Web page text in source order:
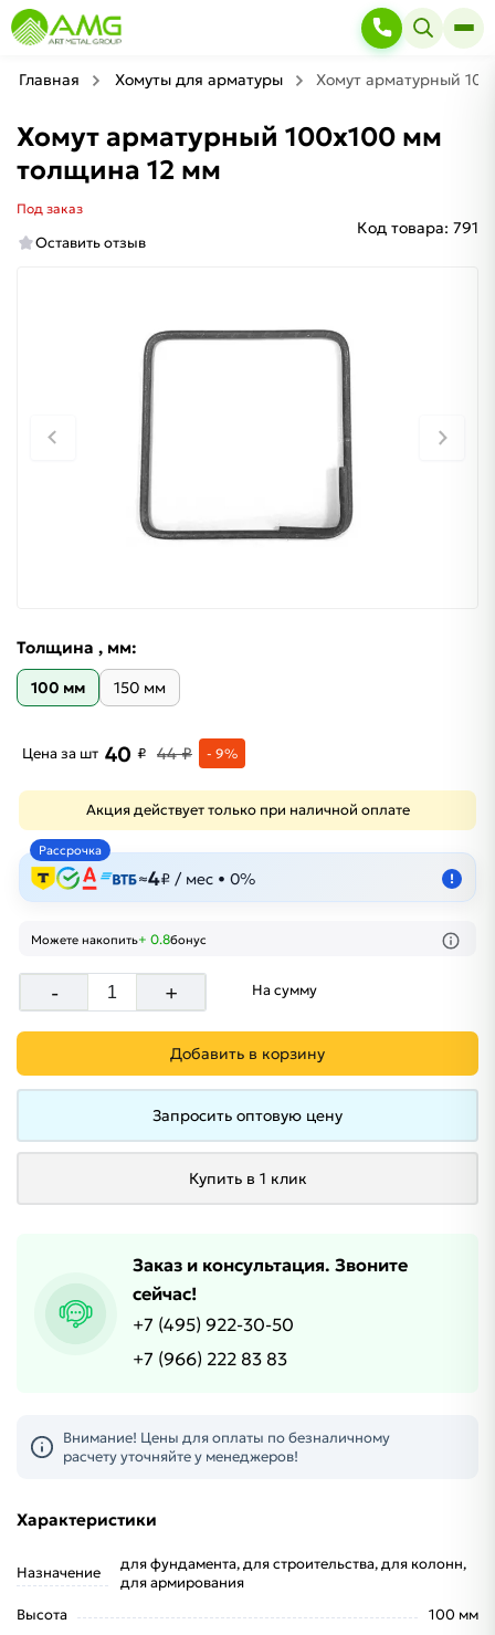
Главная Хомуты для арматуры Хомут арматурный
Хомут арматурный 100х100 мм
толщина 12 мм
Под заказ
Оставить отзыв
Код товара: 791
Толщина , мм:
100 мм 150 мм
Цена за шт 40 ₽ 44 ₽ - 9%
Акция действует только при наличной оплате
Рассрочка
≈4₽ / мес • 0% !
Можете накопить+ 0.8бонус
- + На сумму
Добавить в корзину
Запросить оптовую цену
Купить в 1 клик
Заказ и консультация. Звоните
сейчас!
+7 (495) 922-30-50
+7 (966) 222 83 83
Внимание! Цены для оплаты по безналичному
расчету уточняйте у менеджеров!
Характеристики
Назначение
для фундамента, для строительства, для колонн,
для армирования
Высота
100 мм